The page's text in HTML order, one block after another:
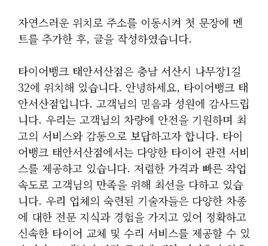
자연스러운 위치로 주소를 이동시켜 첫 문장에 멘
트를 추가한 후, 글을 작성하였습니다.
타이어뱅크 태안서산점은 충남 서산시 나무장1길
32에 위치해 있습니다. 안녕하세요, 타이어뱅크 태
안서산점입니다. 고객님의 믿음과 성원에 감사드립
니다. 우리는 고객님의 차량에 안전을 기원하며 최
고의 서비스와 감동으로 보답하고자 합니다. 타이
어뱅크 태안서산점에서는 다양한 타이어 관련 서비
스를 제공하고 있습니다. 저렴한 가격과 빠른 작업
속도로 고객님의 만족을 위해 최선을 다하고 있습
니다. 우리 업체의 숙련된 기술자들은 다양한 차종
에 대한 전문 지식과 경험을 가지고 있어 정확하고
신속한 타이어 교체 및 수리 서비스를 제공할 수 있